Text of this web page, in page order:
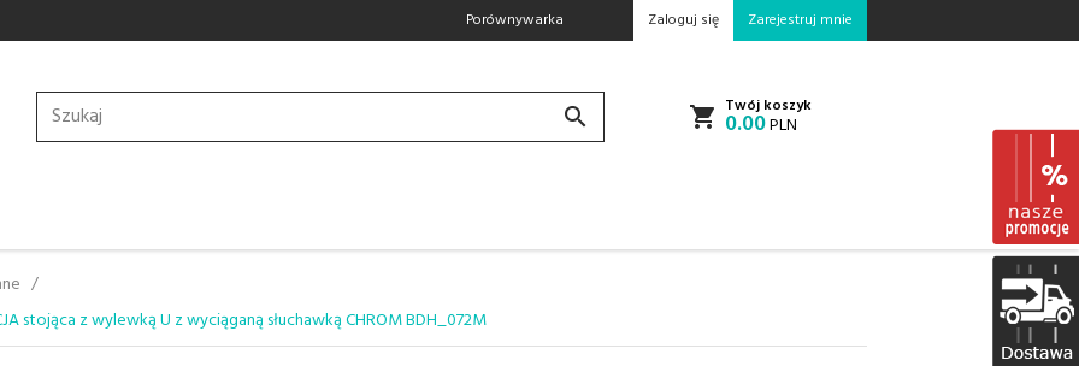
Porównywarka Zaloguj się Zarejestruj mnie
Twój koszyk
0.00PLN
stojąca z wylewką U z wyciąganą słuchawką CHROM BDH_072M